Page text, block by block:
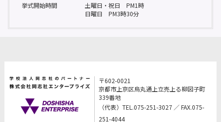
挙式開始時間
土曜日・祝日 PM1時
日曜日 PM3時30分
〒602-0021
京都市上京区烏丸通上立売上る柳図子町
339番地
（代表）TEL.075-251-3027 ／ FAX.075-
251-4044